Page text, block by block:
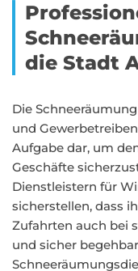
die Stadt
Die
und
Aufgabe dar, um
Geschäfte
Dienstleistern für
sicherstellen, dass
Zufahrten auch bei
und sicher